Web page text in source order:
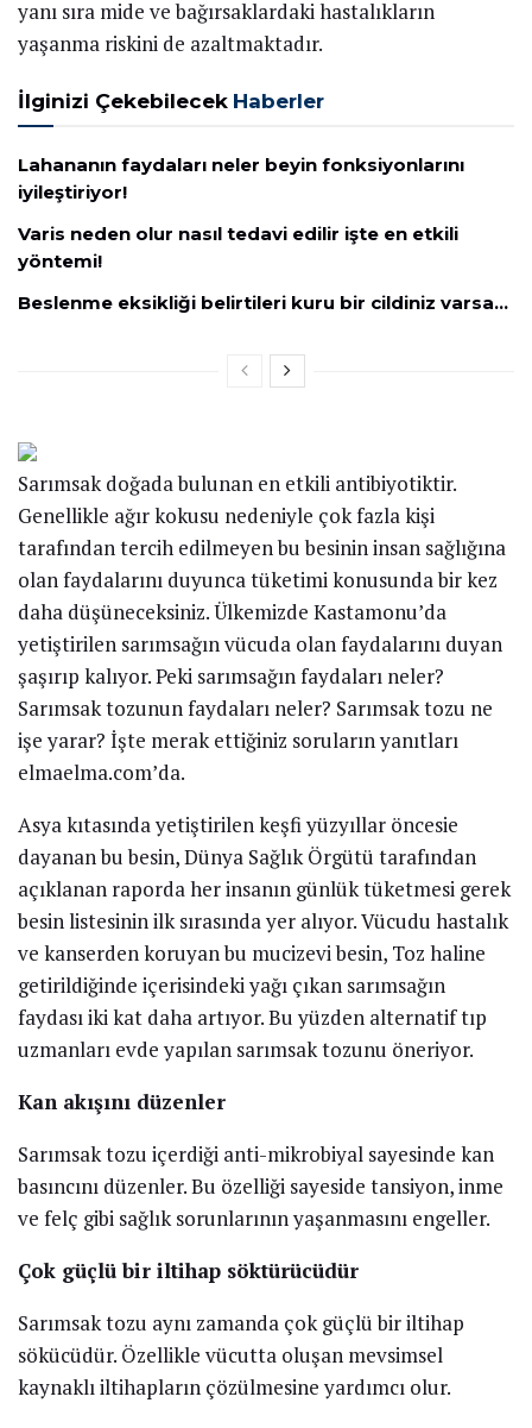
yanı sıra mide ve bağırsaklardaki hastalıkların
yaşanma riskini de azaltmaktadır.
İlginizi Çekebilecek Haberler
Lahananın faydaları neler beyin fonksiyonlarını
iyileştiriyor!
Varis neden olur nasıl tedavi edilir işte en etkili
yöntemi!
Beslenme eksikliği belirtileri kuru bir cildiniz varsa…
Sarımsak doğada bulunan en etkili antibiyotiktir.
Genellikle ağır kokusu nedeniyle çok fazla kişi
tarafından tercih edilmeyen bu besinin insan sağlığına
olan faydalarını duyunca tüketimi konusunda bir kez
daha düşüneceksiniz. Ülkemizde Kastamonu’da
yetiştirilen sarımsağın vücuda olan faydalarını duyan
şaşırıp kalıyor. Peki sarımsağın faydaları neler?
Sarımsak tozunun faydaları neler? Sarımsak tozu ne
işe yarar? İşte merak ettiğiniz soruların yanıtları
elmaelma.com’da.
Asya kıtasında yetiştirilen keşfi yüzyıllar öncesie
dayanan bu besin, Dünya Sağlık Örgütü tarafından
açıklanan raporda her insanın günlük tüketmesi gerek
besin listesinin ilk sırasında yer alıyor. Vücudu hastalık
ve kanserden koruyan bu mucizevi besin, Toz haline
getirildiğinde içerisindeki yağı çıkan sarımsağın
faydası iki kat daha artıyor. Bu yüzden alternatif tıp
uzmanları evde yapılan sarımsak tozunu öneriyor.
Kan akışını düzenler
Sarımsak tozu içerdiği anti-mikrobiyal sayesinde kan
basıncını düzenler. Bu özelliği sayeside tansiyon, inme
ve felç gibi sağlık sorunlarının yaşanmasını engeller.
Çok güçlü bir iltihap söktürücüdür
Sarımsak tozu aynı zamanda çok güçlü bir iltihap
sökücüdür. Özellikle vücutta oluşan mevsimsel
kaynaklı iltihapların çözülmesine yardımcı olur.